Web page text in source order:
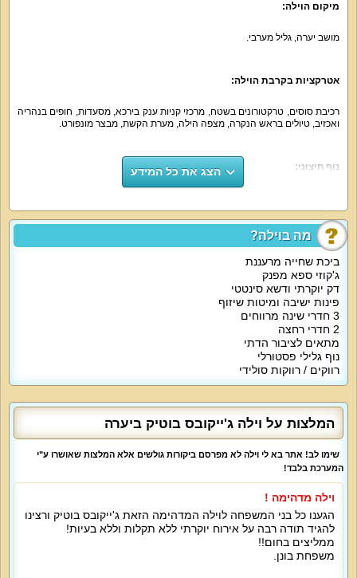
מה בוילה?
ביכת שחייה מרעננת
ג'קוזי ספא מפנק
דק יוקרתי ודשא סינטטי
פינות ישיבה ומיטות שיזוף
3 חדרי שינה מרווחים
2 חדרי רחצה
מתאים לציבור הדתי
נוף גלילי פסטורלי
רווקים / רווקות סולידי
מיקום הוילה:
מושב יערה, גליל מערבי.
אטרקציות בקרבת הוילה:
רכיבת סוסים, טרקטורונים בשטח, מרכזי קניות ענק בירכא, מסעדות, חופים בנהריה
ואכזיב, טיולים בראש הנקרה, מצפה הילה, מערת הקשת, מבצר מונפורט.
נוף חיצוני:
על קצה המזלג
סלון מרוהט עם מסך גדול, מטבח מאובזר בכל הדרוש, חצר נופש מדהימה עם
בריכה וג'קוזי. וילה ג'ייקובס בוטיק מציעה אירוח יוקרה מפנק בגליל המערבי.
מה הוילה כוללת :
האהובים, מערכת סאונד. המטבח של וילה ג'ייקובס בוטיק ממתין לכם עם מקרר
שינה זוגיים כוללת הוילה יחד עם 2 חדרי רחצה. בכל חדר שינה מיטה זוגית, מצעים,
כלי מיטה, מסך וממיר.
אטרקציות מיוחדות בוילה :
חצר נופש מטופחת עם מדשאות, פינות ישיבה, מיטות שיזוף, ערסל, בריכה גדולה,
ג'קוזי ספא מפנק, עמדת מנגל עשויה אבן ואווירה פסטורלית כפרית. וילה ג'ייקובס
בוטיק כוללת גם אינטרנט אלחוטי וחנייה פרטית. האורחים של וילה ג'ייקובס בוטיק
יוכלו להזמין תוספת של ארוחות, עיסויים וטיפולי ספא בתיאום ותשלום נוסף.
הצג את כל המידע
המלצות על וילה ג'ייקובס בוטיק ביערה
שימו לב! אתר בא לי וילה לא מפרסם ביקורות גולשים אלא המלצות שאושרו ע"י
המערכת בלבד!
וילה מדהימה !
הגענו כל בני המשפחה לוילה המדהימה הזאת ג'ייקובס בוטיק ורצינו
להגיד תודה רבה על אירוח יוקרתי ללא תקלות וללא בעיות!
ממליצים בחום!!
משפחת בונן.